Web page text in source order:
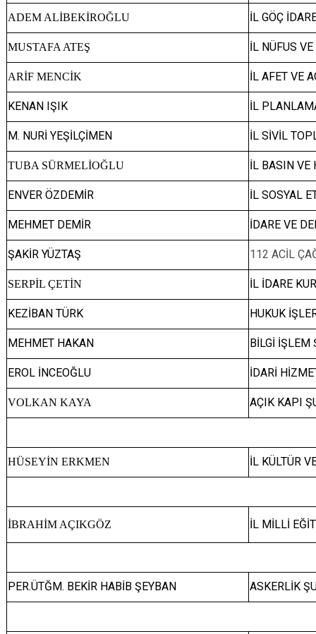
ADEM ALİBEKİROĞLU İL GÖÇ
MUSTAFA ATEŞ İL NÜFUS
ARİF MENCİK İL AFET VE
KENAN IŞIK İL
M. NURİ YEŞİLÇİMEN İL SİVİL
TUBA SÜRMELİOĞLU İL BASIN VE
ENVER ÖZDEMİR İL SOSYAL
MEHMET DEMİR İDARE VE
ŞAKİR YÜZTAŞ 112 ACİL
SERPİL ÇETİN İL İDARE
KEZİBAN TÜRK HUKUK
MEHMET HAKAN BİLGİ İŞLEM
EROL İNCEOĞLU İDARİ
VOLKAN KAYA AÇIK KAPI
HÜSEYİN ERKMEN İL KÜLTÜR
İBRAHİM AÇIKGÖZ İL MİLLİ
PER.ÜTĞM. BEKİR HABİB ŞEYBAN ASKERLİK